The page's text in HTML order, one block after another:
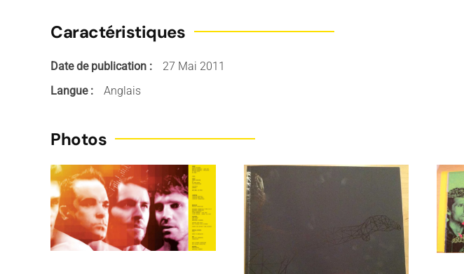
Caractéristiques
Date de publication :
27 Mai 2011
Langue :
Anglais
Photos